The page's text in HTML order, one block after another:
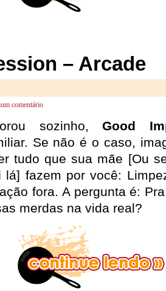
– Arcade
comentário
sozinho,Good
Se não é o caso,
tudo que sua mãe [Ou
lá] fazem por você:
fora. A pergunta é:
merdas na vida real?